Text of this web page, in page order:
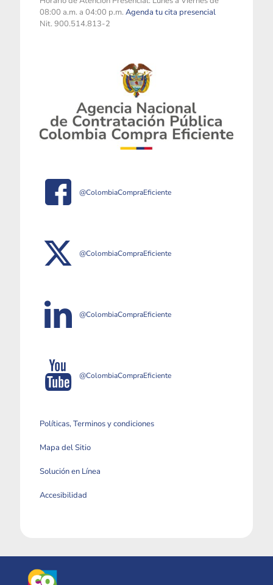
08:00 a.m. a 04:00 p.m. Agenda tu cita presencial
Nit. 900.514.813-2
@ColombiaCompraEficiente
@ColombiaCompraEficiente
@ColombiaCompraEficiente
@ColombiaCompraEficiente
Políticas, Terminos y condiciones
Mapa del Sitio
Solución en Línea
Accesibilidad